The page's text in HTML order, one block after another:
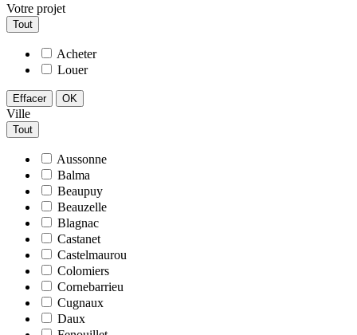
Votre projet
Tout
Acheter
Louer
Effacer OK
Ville
Tout
Aussonne
Balma
Beaupuy
Beauzelle
Blagnac
Castanet
Castelmaurou
Colomiers
Cornebarrieu
Cugnaux
Daux